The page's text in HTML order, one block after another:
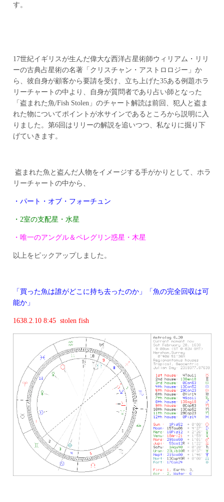
す。
17世紀イギリスが生んだ偉大な西洋占星術師ウィリアム・リリ
ーの古典占星術の名著「クリスチャン・アストロロジー」か
ら、彼自身が顧客から要請を受け、立ち上げた35ある例題ホラ
リーチャートの中より、自身が質問者であり占い師となった
「盗まれた魚/Fish Stolen」のチャート解読は前回、犯人と盗ま
れた物についてポイントが水サインであるところから説明に入
りました。第6回はリリーの解説を追いつつ、私なりに掘り下
げていきます。
盗まれた魚と盗んだ人物をイメージする手がかりとして、ホラ
リーチャートの中から、
・パート・オブ・フォーチュン
・2室の支配星・水星
・唯一のアングル＆ペレグリン惑星・木星
以上をピックアップしました。
「買った魚は誰がどこに持ち去ったのか」「魚の完全回収は可
能か」
1638.2.10 8:45 stolen fish